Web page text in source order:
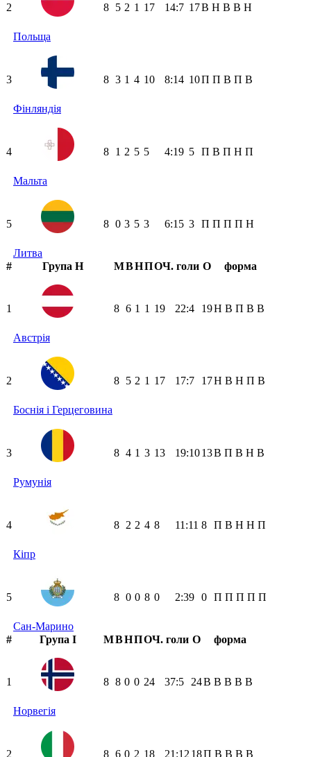
2
Польща
8 5 2 1 17 14:7 17В Н В В Н
3
Фінляндія
8 3 1 4 10 8:14 10П П В П В
4
Мальта
8 1 2 5 5 4:19 5 П В П Н П
5
Литва
8 0 3 5 3 6:15 3 П П П П Н
# Група H МВНПОЧ. голи О форма
1
Австрія
8 6 1 1 19 22:4 19Н В П В В
2
Боснія і Герцеговина
8 5 2 1 17 17:7 17Н В Н П В
3
Румунія
8 4 1 3 13 19:1013В П В Н В
4
Кіпр
8 2 2 4 8 11:11 8 П В Н Н П
5
Сан-Марино
8 0 0 8 0 2:39 0 П П П П П
# Група I МВНПОЧ. голи О форма
1
Норвегія
8 8 0 0 24 37:5 24В В В В В
2 8 6 0 2 18 21:12 18П В В В В